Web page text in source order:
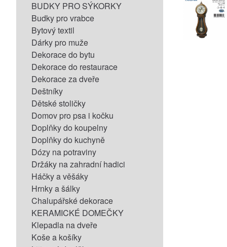
BUDKY PRO SÝKORKY
Budky pro vrabce
Bytový textil
Dárky pro muže
Dekorace do bytu
Dekorace do restaurace
Dekorace za dveře
Deštníky
Dětské stoličky
Domov pro psa i kočku
Doplňky do koupelny
Doplňky do kuchyně
Dózy na potraviny
Držáky na zahradní hadici
Háčky a věšáky
Hrnky a šálky
Chalupářské dekorace
KERAMICKÉ DOMEČKY
Klepadla na dveře
Koše a košíky